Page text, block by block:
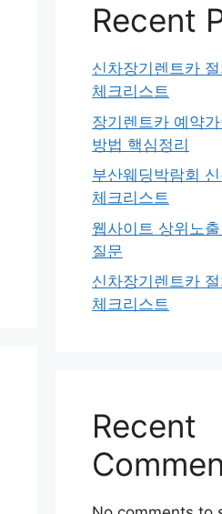
Recent
신차장기렌트카
체크리스트
장기렌트카 예약
방법 핵심정리
부산웨딩박람회
체크리스트
웹사이트 상위노
질문
신차장기렌트카
체크리스트
Recent